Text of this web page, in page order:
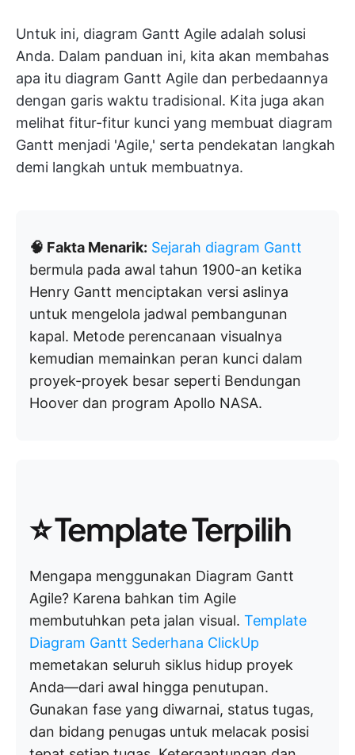
Untuk ini, diagram Gantt Agile adalah solusi
Anda. Dalam panduan ini, kita akan membahas
apa itu diagram Gantt Agile dan perbedaannya
dengan garis waktu tradisional. Kita juga akan
melihat fitur-fitur kunci yang membuat diagram
Gantt menjadi 'Agile,' serta pendekatan langkah
demi langkah untuk membuatnya.
🧠 Fakta Menarik: Sejarah diagram Gantt
bermula pada awal tahun 1900-an ketika
Henry Gantt menciptakan versi aslinya
untuk mengelola jadwal pembangunan
kapal. Metode perencanaan visualnya
kemudian memainkan peran kunci dalam
proyek-proyek besar seperti Bendungan
Hoover dan program Apollo NASA.
⭐️ Template Terpilih
Mengapa menggunakan Diagram Gantt
Agile? Karena bahkan tim Agile
membutuhkan peta jalan visual. Template
Diagram Gantt Sederhana ClickUp
memetakan seluruh siklus hidup proyek
Anda—dari awal hingga penutupan.
Gunakan fase yang diwarnai, status tugas,
dan bidang penugas untuk melacak posisi